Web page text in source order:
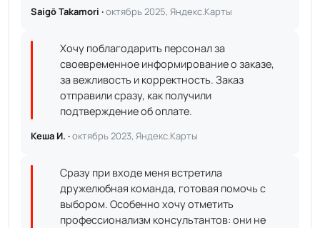
Saigō Takamori ·октябрь 2025, Яндекс.Карты
Хочу поблагодарить персонал за
своевременное информирование о заказе,
за вежливость и корректность. Заказ
отправили сразу, как получили
подтверждение об оплате.
Кеша И. ·октябрь 2023, Яндекс.Карты
Сразу при входе меня встретила
дружелюбная команда, готовая помочь с
выбором. Особенно хочу отметить
профессионализм консультантов: они не